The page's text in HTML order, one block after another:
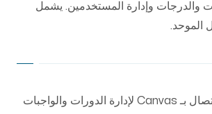
والدرجات وإدارة المستخدمين. يشمل
الموحد.
الاتصال بـ Canvas لإدارة الدورات والواجبات